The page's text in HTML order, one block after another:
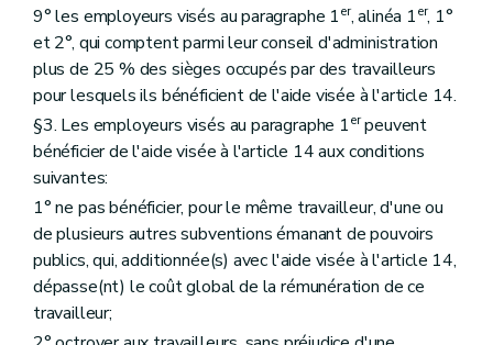
9° les employeurs visés au paragraphe 1er, alinéa 1er, 1°
et 2°, qui comptent parmi leur conseil d'administration
plus de 25 % des sièges occupés par des travailleurs
pour lesquels ils bénéficient de l'aide visée à l'article 14.
§3. Les employeurs visés au paragraphe 1erpeuvent
bénéficier de l'aide visée à l'article 14 aux conditions
suivantes:
1° ne pas bénéficier, pour le même travailleur, d'une ou
de plusieurs autres subventions émanant de pouvoirs
publics, qui, additionnée(s) avec l'aide visée à l'article 14,
dépasse(nt) le coût global de la rémunération de ce
travailleur;